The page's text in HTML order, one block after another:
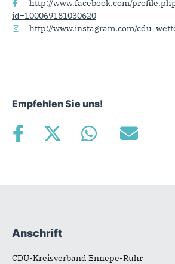
http://www.facebook.com/
id=100069181030620
http://www.instagram.com/
Empfehlen Sie uns!
Fußbereich
Anschrift
CDU-Kreisverband Ennepe-Ruhr